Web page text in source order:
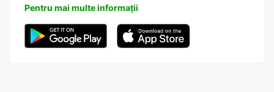
Pentru mai multe informații